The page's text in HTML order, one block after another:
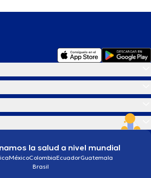
la salud a nivel mundial
MéxicoColombiaEcuadorGuatemala
Brasil